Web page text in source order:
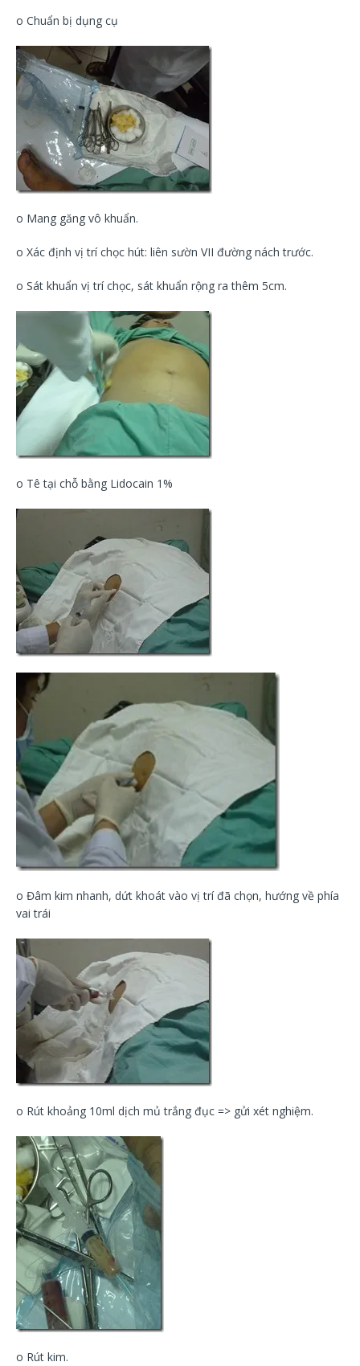
o Chuẩn bị dụng cụ
o Mang găng vô khuẩn.
o Xác định vị trí chọc hút: liên sườn VII đường nách trước.
o Sát khuẩn vị trí chọc, sát khuẩn rộng ra thêm 5cm.
o Tê tại chỗ bằng Lidocain 1%
o Đâm kim nhanh, dứt khoát vào vị trí đã chọn, hướng về phía
vai trái
o Rút khoảng 10ml dịch mủ trắng đục => gửi xét nghiệm.
o Rút kim.